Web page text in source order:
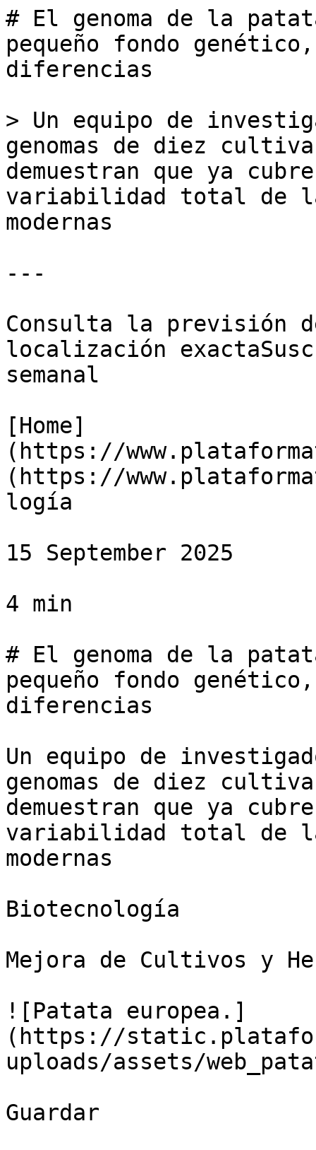
# El genoma de la
pequeño fondo
diferencias
> Un equipo de
genomas de diez
demuestran que ya
variabilidad total de
modernas
---
Consulta la previsión
localización
semanal
[Home]
(https://
(https://
logía
15 September 2025
4 min
# El genoma de la
pequeño fondo
diferencias
Un equipo de
genomas de diez
demuestran que ya
variabilidad total de
modernas
Biotecnología
Mejora de Cultivos y
![Patata europea.]
(https://
uploads/assets/
Guardar